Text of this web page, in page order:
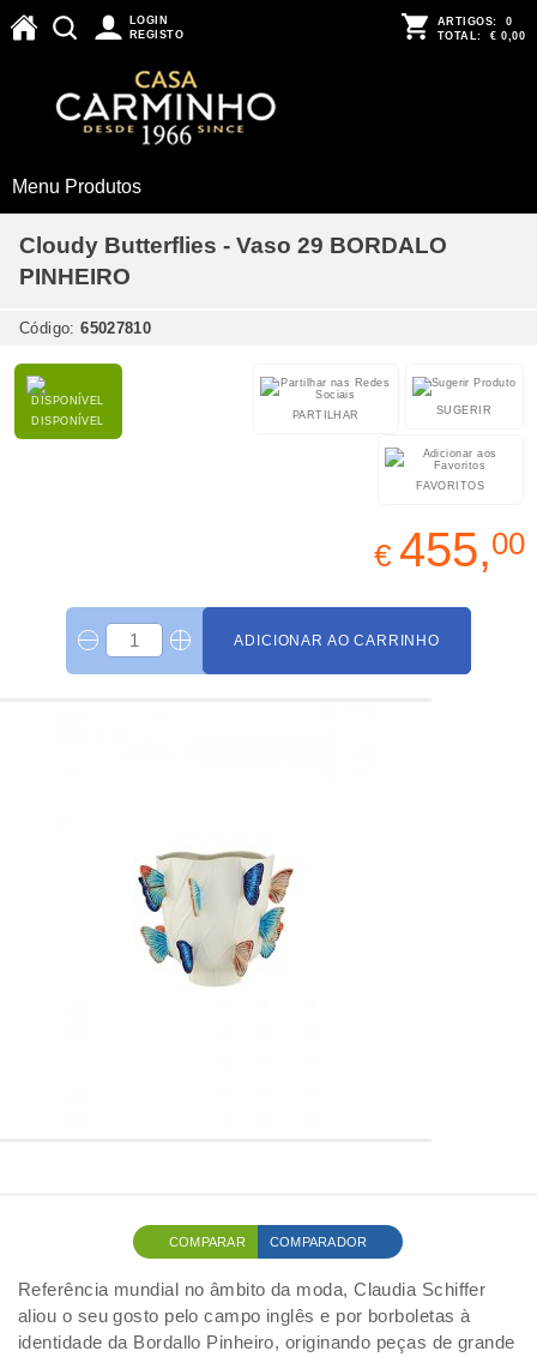
LOGIN
REGISTO
ARTIGOS: 0
TOTAL: € 0,00
Menu Produtos
Cloudy Butterflies - Vaso 29 BORDALO
PINHEIRO
Código:65027810
DISPONÍVEL
SUGERIR
PARTILHAR
FAVORITOS
€ 455,00
ADICIONAR AO CARRINHO
COMPARAR COMPARADOR
Referência mundial no âmbito da moda, Claudia Schiffer
aliou o seu gosto pelo campo inglês e por borboletas à
identidade da Bordallo Pinheiro, originando peças de grande